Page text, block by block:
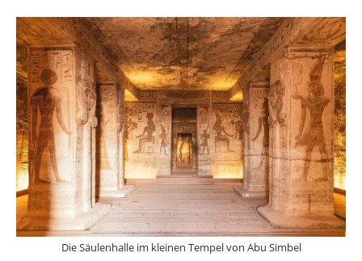
Die Säulenhalle im kleinen Tempel von Abu Simbel